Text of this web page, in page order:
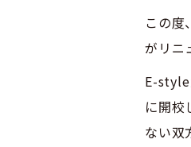
この度
がリニ
E-style
に開校
ない双